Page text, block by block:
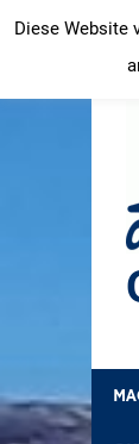
Inhalt
Diese Website